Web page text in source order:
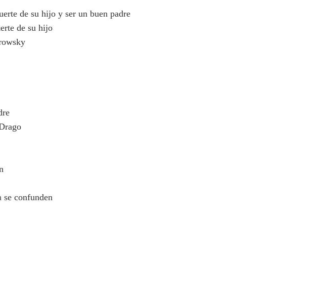
de su hijo y ser un buen padre
de su hijo
confunden